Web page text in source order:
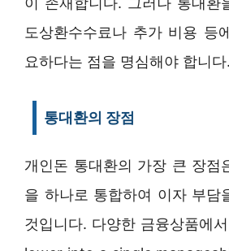
도상환수수료나 추가 비용 등
요하다는 점을 명심해야 합니다.
통대환의 장점
개인돈 통대환의 가장 큰 장점
을 하나로 통합하여 이자 부담
것입니다. 다양한 금융상품에